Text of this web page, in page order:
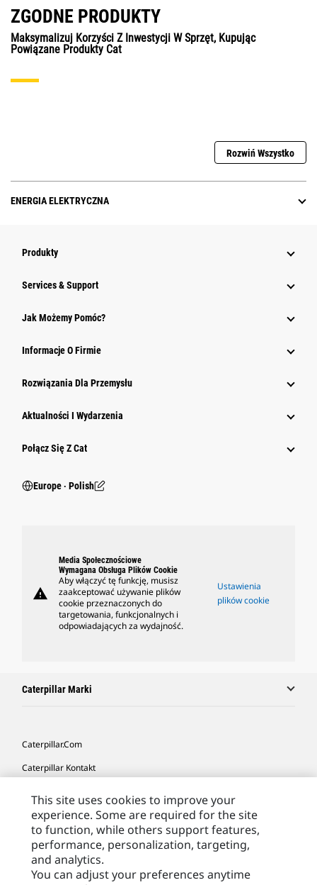
ZGODNE PRODUKTY
Maksymalizuj Korzyści Z Inwestycji W Sprzęt, Kupując
Powiązane Produkty Cat
Rozwiń Wszystko
ENERGIA ELEKTRYCZNA
Produkty
Services & Support
Jak Możemy Pomóc?
Informacje O Firmie
Rozwiązania Dla Przemysłu
Aktualności I Wydarzenia
Połącz Się Z Cat
Europe ‧ Polish
warning
Media Społecznościowe
Wymagana Obsługa Plików Cookie
Aby włączyć tę funkcję, musisz
zaakceptować używanie plików
cookie przeznaczonych do
targetowania, funkcjonalnych i
odpowiadających za wydajność.
Ustawienia
plików cookie
Caterpillar Marki
Caterpillar.com
Caterpillar Kontakt
Moje Preferencje Marketingowe
Site Map
Cookie Settings
This site uses cookies to improve your
experience. Some are required for the site
to function, while others support features,
performance, personalization, targeting,
and analytics.
You can adjust your preferences anytime